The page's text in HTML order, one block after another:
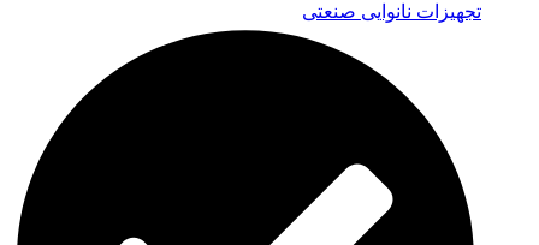
تجهیزات نانوایی صنعتی